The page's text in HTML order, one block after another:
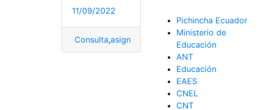
Cálculo pensiones alimenticias pension,Pensión alimenticia
11/09/2022
Consulta,asignada Educativa, , institución
Pichincha Ecuador
Ministerio de
Educación
ANT
Educación
EAES
CNEL
CNT